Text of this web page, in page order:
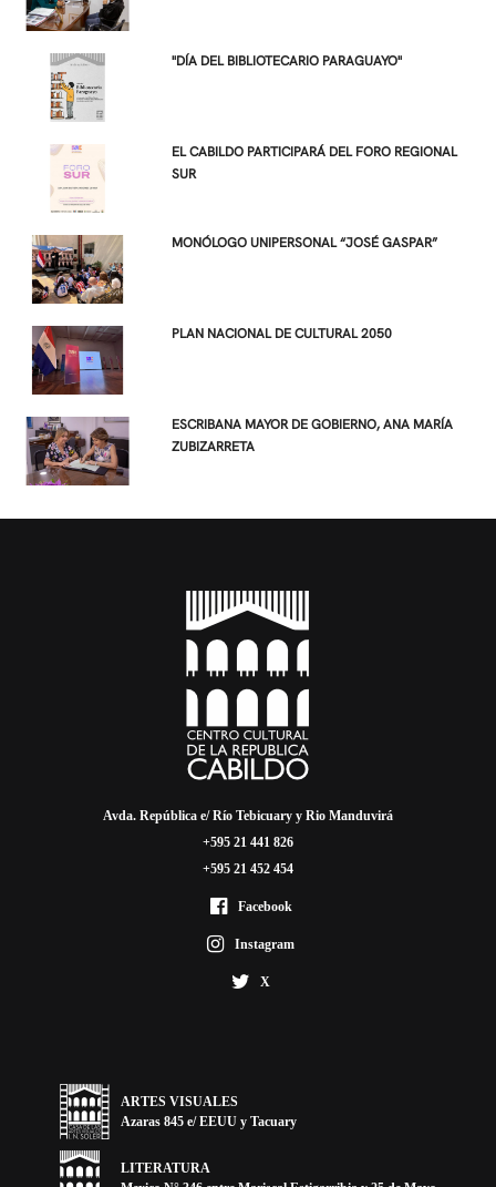
"DÍA DEL BIBLIOTECARIO PARAGUAYO"
EL CABILDO PARTICIPARÁ DEL FORO REGIONAL
SUR
MONÓLOGO UNIPERSONAL “JOSÉ GASPAR”
PLAN NACIONAL DE CULTURAL 2050
ESCRIBANA MAYOR DE GOBIERNO, ANA MARÍA
ZUBIZARRETA
Avda. República e/ Río Tebicuary y Rio Manduvirá
+595 21 441 826
+595 21 452 454
Facebook
Instagram
X
ARTES VISUALES
Azaras 845 e/ EEUU y Tacuary
LITERATURA